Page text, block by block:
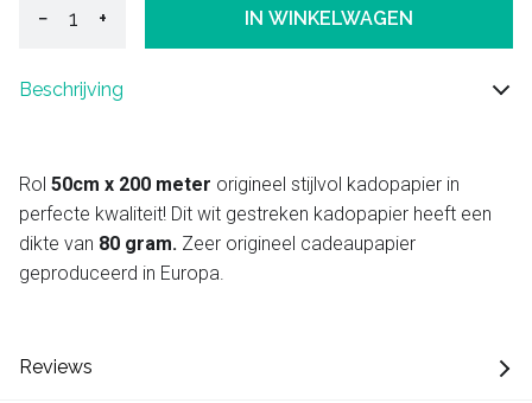
− + IN WINKELWAGEN
Beschrijving
Rol 50cm x 200 meter origineel stijlvol kadopapier in
perfecte kwaliteit! Dit wit gestreken kadopapier heeft een
dikte van 80 gram. Zeer origineel cadeaupapier
geproduceerd in Europa.
Reviews